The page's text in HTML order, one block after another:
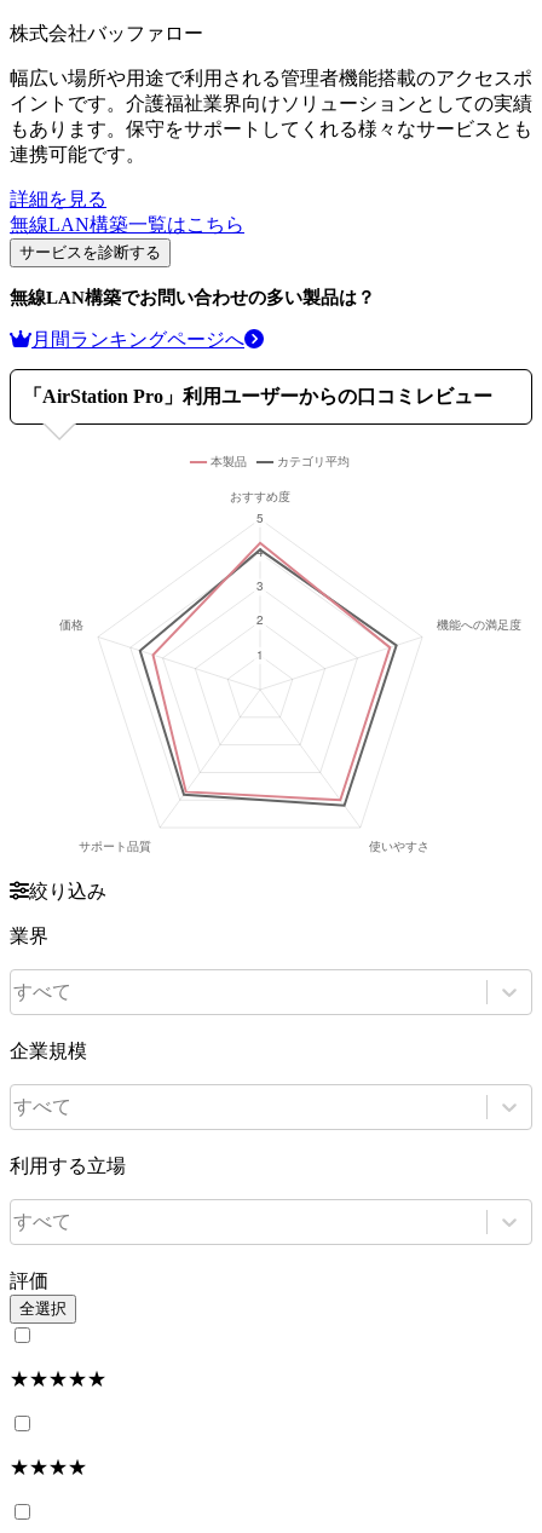
株式会社バッファロー
幅広い場所や用途で利用される管理者機能搭載のアクセスポ
イントです。介護福祉業界向けソリューションとしての実績
もあります。保守をサポートしてくれる様々なサービスとも
連携可能です。
詳細を見る
無線LAN構築一覧はこちら
サービスを診断する
無線LAN構築でお問い合わせの多い製品は？
月間ランキングページへ
「 AirStation Pro 」利用ユーザーからの口コミレビュー
絞り込み
業界
すべて
企業規模
すべて
利用する立場
すべて
評価
全選択
★★★★★
★★★★